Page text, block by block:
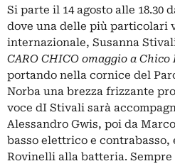
Si parte il 14 agosto alle 18.30
dove una delle più particolari
internazionale, Susanna
CARO CHICO omaggio a
portando nella cornice del
Norba una brezza frizzante
voce dI Stivali sarà
Alessandro Gwis, poi da
basso elettrico e contrabasso,
Rovinelli alla batteria. Sempre